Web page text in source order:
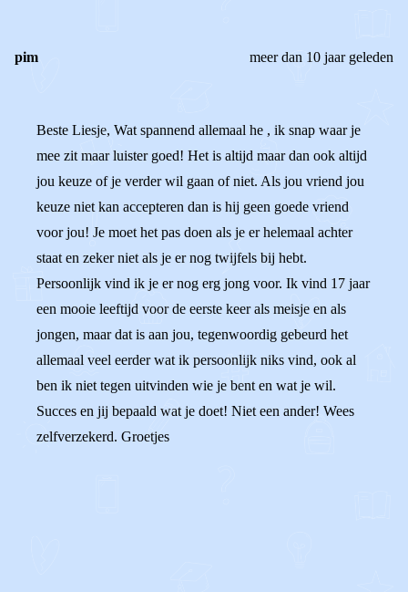
pim meer dan 10 jaar geleden
Beste Liesje, Wat spannend allemaal he , ik snap waar je
mee zit maar luister goed! Het is altijd maar dan ook altijd
jou keuze of je verder wil gaan of niet. Als jou vriend jou
keuze niet kan accepteren dan is hij geen goede vriend
voor jou! Je moet het pas doen als je er helemaal achter
staat en zeker niet als je er nog twijfels bij hebt.
Persoonlijk vind ik je er nog erg jong voor. Ik vind 17 jaar
een mooie leeftijd voor de eerste keer als meisje en als
jongen, maar dat is aan jou, tegenwoordig gebeurd het
allemaal veel eerder wat ik persoonlijk niks vind, ook al
ben ik niet tegen uitvinden wie je bent en wat je wil.
Succes en jij bepaald wat je doet! Niet een ander! Wees
zelfverzekerd. Groetjes